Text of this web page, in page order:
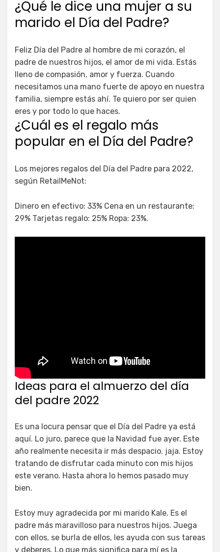
¿Qué le dice una mujer a su
marido el Día del Padre?
Feliz Día del Padre al hombre de mi corazón, el
padre de nuestros hijos, el amor de mi vida. Estás
lleno de compasión, amor y fuerza. Cuando
necesitamos una mano fuerte de apoyo en nuestra
familia, siempre estás ahí. Te quiero por ser quien
eres y por todo lo que haces.
¿Cuál es el regalo más
popular en el Día del Padre?
Los mejores regalos del Día del Padre para 2022,
según RetailMeNot:
Dinero en efectivo: 33% Cena en un restaurante:
29% Tarjetas regalo: 25% Ropa: 23%.
Ideas para el almuerzo del día
del padre 2022
Es una locura pensar que el Día del Padre ya está
aquí. Lo juro, parece que la Navidad fue ayer. Este
año realmente necesita ir más despacio. jaja. Estoy
tratando de disfrutar cada minuto con mis hijos
este verano. Hasta ahora lo hemos pasado muy
bien.
Estoy muy agradecida por mi marido Kale. Es el
padre más maravilloso para nuestros hijos. Juega
con ellos, se burla de ellos, les ayuda con sus tareas
y deberes. Lo que más significa para mí es la